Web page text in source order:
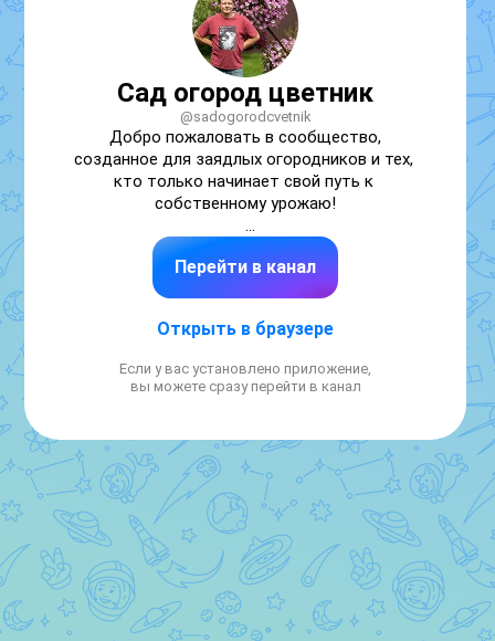
Сад огород цветник
@sadogorodcvetnik
Добро пожаловать в сообщество,
созданное для заядлых огородников и тех,
кто только начинает свой путь к
собственному урожаю!
связь:
https://max.ru/u/
sadogorodcvetnik@yandex.ru
Перейти в канал
Открыть в браузере
Если у вас установлено приложение,
вы можете сразу перейти в канал